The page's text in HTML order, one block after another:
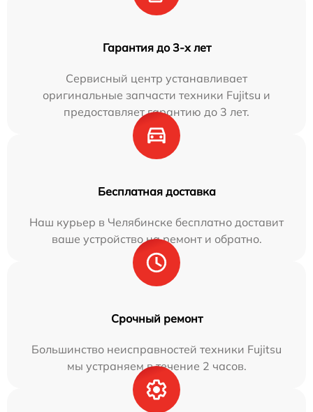
Гарантия до 3-х лет
Сервисный центр устанавливает
оригинальные запчасти техники Fujitsu и
предоставляет гарантию до 3 лет.
Бесплатная доставка
Наш курьер в Челябинске бесплатно доставит
ваше устройство на ремонт и обратно.
Срочный ремонт
Большинство неисправностей техники Fujitsu
мы устраняем в течение 2 часов.